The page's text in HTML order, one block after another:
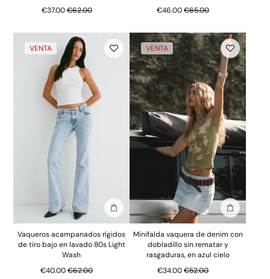
€37.00Precio normal
€62.00
€46.00Precio normal
€65.00
VENTA
Añadir a la bolsa
Vaqueros acampanados rígidos
de tiro bajo en lavado 80s Light
Wash
€40.00Precio normal
€62.00
VENTA
Añadir a la
Minifalda vaquera de denim con
dobladillo sin rematar y
rasgaduras, en azul cielo
€34.00Precio normal
€52.00